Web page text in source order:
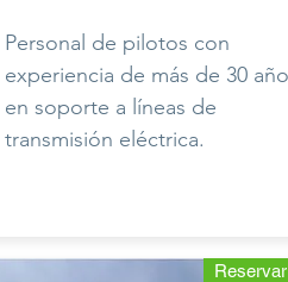
Personal de pilotos con
experiencia de más de 30
en soporte a líneas de
transmisión eléctrica.